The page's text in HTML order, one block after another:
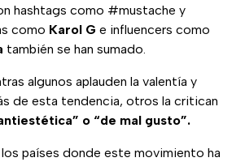
hashtags como #mustache y
como Karol G e influencers como
también se han sumado.
algunos aplauden la valentía y
de esta tendencia, otros la critican
o “de mal gusto”.
países donde este movimiento ha